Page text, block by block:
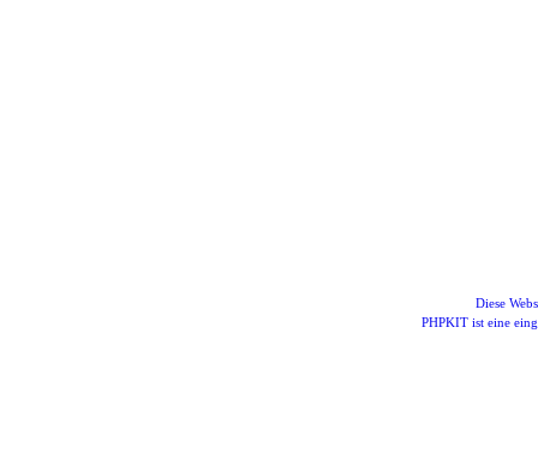
Diese
PHPKIT ist eine